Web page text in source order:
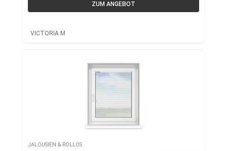
ZUM ANGEBOT
VICTORIA M
JALOUSIEN & ROLLOS